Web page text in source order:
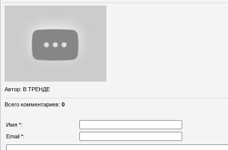
Автор: В ТРЕНДЕ
Всего комментариев: 0
Имя *:
Email *: